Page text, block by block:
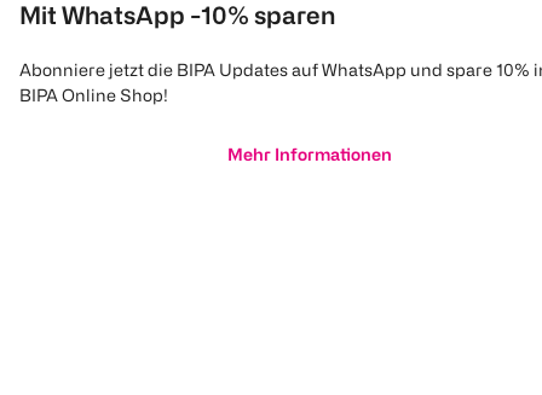
Mit WhatsApp -10% sparen
Abonniere jetzt die BIPA Updates auf WhatsApp und spare 10%
BIPA Online Shop!
Mehr Informationen